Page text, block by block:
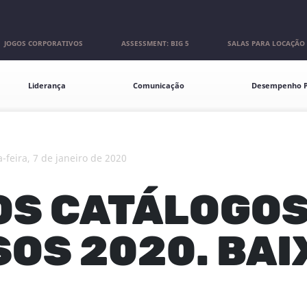
JOGOS CORPORATIVOS ASSESSMENT: BIG 5 SALAS PARA LOCAÇÃO
Liderança Comunicação Desempenho
feira, 7 de janeiro de 2020
2020.